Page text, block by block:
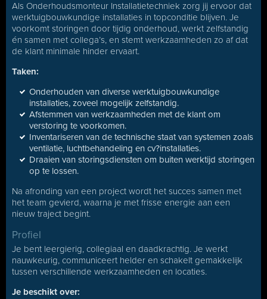
Als Onderhoudsmonteur Installatietechniek zorg jij ervoor dat
werktuigbouwkundige installaties in topconditie blijven. Je
voorkomt storingen door tijdig onderhoud, werkt zelfstandig
én samen met collega’s, en stemt werkzaamheden zo af dat
de klant minimale hinder ervaart.
Taken:
Onderhouden van diverse werktuigbouwkundige
installaties, zoveel mogelijk zelfstandig.
Afstemmen van werkzaamheden met de klant om
verstoring te voorkomen.
Inventariseren van de technische staat van systemen zoals
ventilatie, luchtbehandeling en cv?installaties.
Draaien van storingsdiensten om buiten werktijd storingen
op te lossen.
Na afronding van een project wordt het succes samen met
het team gevierd, waarna je met frisse energie aan een
nieuw traject begint.
Profiel
Je bent leergierig, collegiaal en daadkrachtig. Je werkt
nauwkeurig, communiceert helder en schakelt gemakkelijk
tussen verschillende werkzaamheden en locaties.
Je beschikt over: